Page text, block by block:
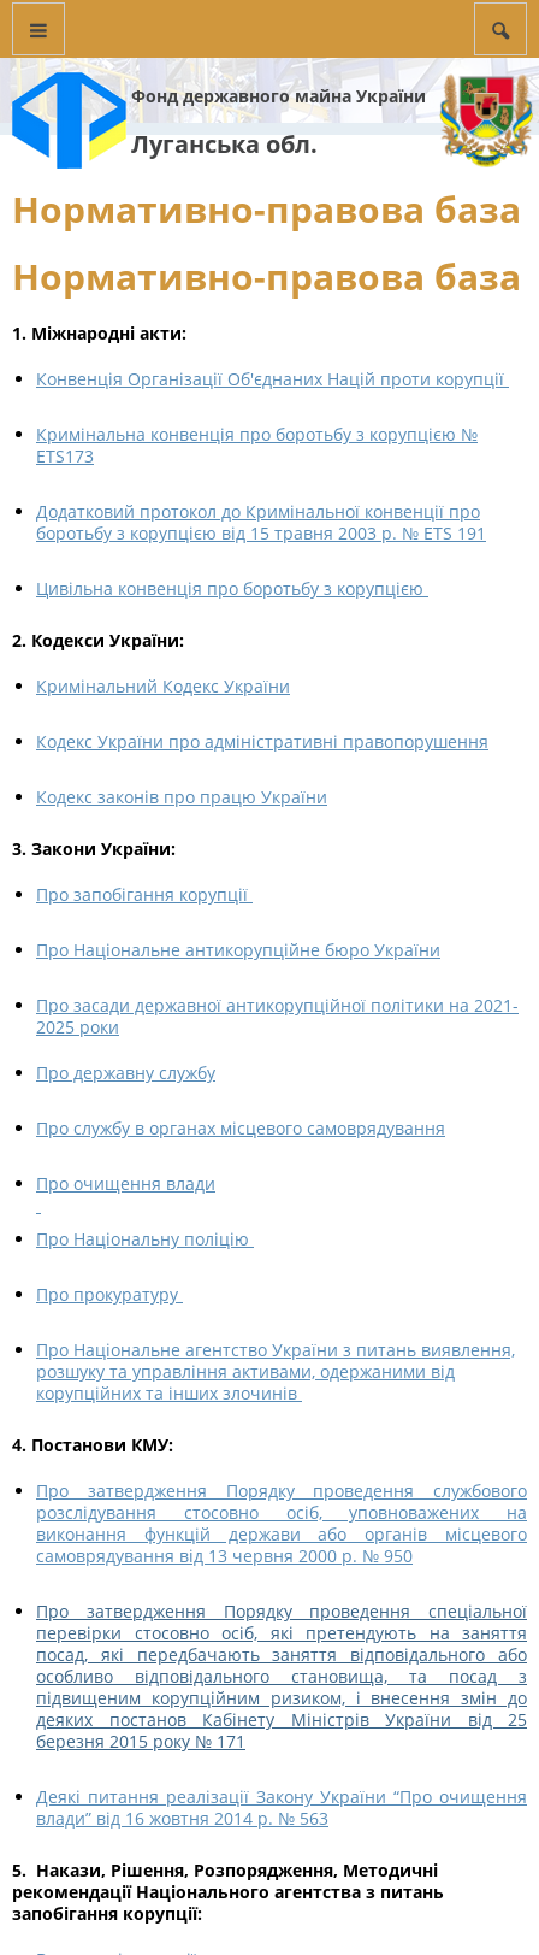
Фонд державного майна України
Луганська обл.
Нормативно-правова база
Нормативно-правова база
1. Міжнародні акти:
Конвенція Організації Об'єднаних Націй проти корупції
Кримінальна конвенція про боротьбу з корупцією №
ETS173
Додатковий протокол до Кримінальної конвенції про
боротьбу з корупцією від 15 травня 2003 р. № ETS 191
Цивільна конвенція про боротьбу з корупцією
2. Кодекси України:
Кримінальний Кодекс України
Кодекс України про адміністративні правопорушення
Кодекс законів про працю України
3. Закони України:
Про запобігання корупції
Про Національне антикорупційне бюро України
Про засади державної антикорупційної політики на 2021-
2025 роки
Про державну службу
Про службу в органах місцевого самоврядування
Про очищення влади
Про Національну поліцію
Про прокуратуру
Про Національне агентство України з питань виявлення,
розшуку та управління активами, одержаними від
корупційних та інших злочинів
4. Постанови КМУ:
Про затвердження Порядку проведення службового
розслідування стосовно осіб, уповноважених на
виконання функцій держави або органів місцевого
самоврядування від 13 червня 2000 р. № 950
Про затвердження Порядку проведення спеціальної
перевірки стосовно осіб, які претендують на заняття
посад, які передбачають заняття відповідального або
особливо відповідального становища, та посад з
підвищеним корупційним ризиком, і внесення змін до
деяких постанов Кабінету Міністрів України від 25
березня 2015 року № 171
Деякі питання реалізації Закону України “Про очищення
влади” від 16 жовтня 2014 р. № 563
5. Накази, Рішення, Розпорядження, Методичні
рекомендації Національного агентства з питань
запобігання корупції: